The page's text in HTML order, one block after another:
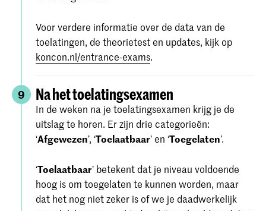
Voor verdere informatie over de data van de
toelatingen, de theorietest en updates, kijk op
koncon.nl/entrance-exams.
9 Na het toelatingsexamen
In de weken na je toelatingsexamen krijg je de
uitslag te horen. Er zijn drie categorieën:
‘Afgewezen’, ‘Toelaatbaar’ en ‘Toegelaten’.
‘Toelaatbaar’ betekent dat je niveau voldoende
hoog is om toegelaten te kunnen worden, maar
dat het nog niet zeker is of we je daadwerkelijk